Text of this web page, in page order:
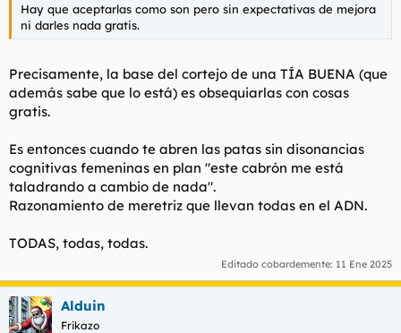
Hay que aceptarlas como son pero sin expectativas de mejora
ni darles nada gratis.
Precisamente, la base del cortejo de una TÍA BUENA (que
además sabe que lo está) es obsequiarlas con cosas
gratis.
Es entonces cuando te abren las patas sin disonancias
cognitivas femeninas en plan "este cabrón me está
taladrando a cambio de nada".
Razonamiento de meretriz que llevan todas en el ADN.
TODAS, todas, todas.
Editado cobardemente: 11 Ene 2025
Alduin
Frikazo